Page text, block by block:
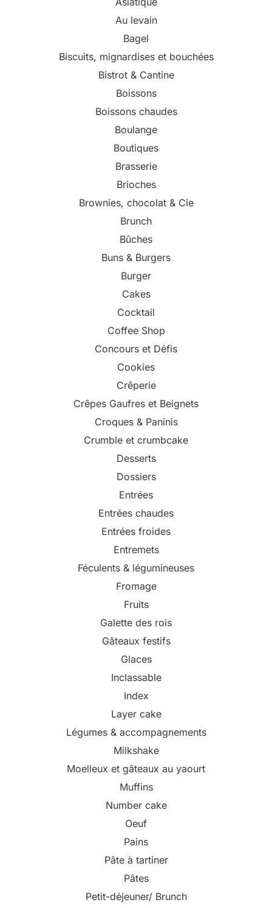
Au levain
Bagel
Biscuits, mignardises et bouchées
Bistrot & Cantine
Boissons
Boissons chaudes
Boulange
Boutiques
Brasserie
Brioches
Brownies, chocolat & Cie
Brunch
Bûches
Buns & Burgers
Burger
Cakes
Cocktail
Coffee Shop
Concours et Défis
Cookies
Crêperie
Crêpes Gaufres et Beignets
Croques & Paninis
Crumble et crumbcake
Desserts
Dossiers
Entrées
Entrées chaudes
Entrées froides
Entremets
Féculents & légumineuses
Fromage
Fruits
Galette des rois
Gâteaux festifs
Glaces
Inclassable
Index
Layer cake
Légumes & accompagnements
Milkshake
Moelleux et gâteaux au yaourt
Muffins
Number cake
Oeuf
Pains
Pâte à tartiner
Pâtes
Petit-déjeuner/ Brunch